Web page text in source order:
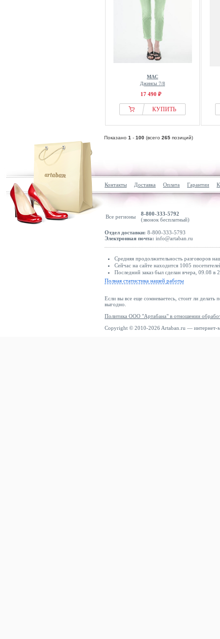
MAC
Джинсы 7/8
17 490 ₽
КУПИТЬ
Показано 1 - 100 (всего 265 позиций)
Контакты Доставка Оплата Гарантии
Все регионы
8-800-333-5792
(звонок бесплатный)
Отдел доставки: 8-800-333-5793
Электронная почта: info@artaban.ru
Средняя продолжительность разговоров
Сейчас на сайте находится 1005
Последний заказ был сделан вчера, 09.08 в
Полная статистика нашей работы
Если вы все еще сомневаетесь, стоит ли делать
выгодно.
Политика ООО "Артабана" в отношении
Copyright © 2010-2026 Artaban.ru — интернет-